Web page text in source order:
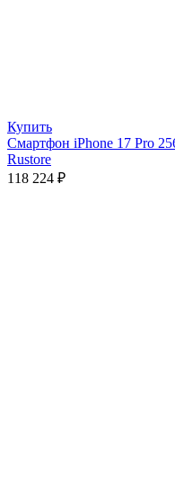
Купить
Смартфон iPhone 17 Pro
Rustore
118 224 ₽